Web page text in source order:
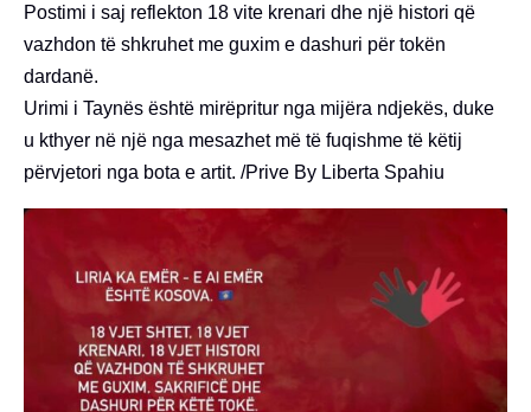
Postimi i saj reflekton 18 vite krenari dhe një histori që
vazhdon të shkruhet me guxim e dashuri për tokën
dardanë.
Urimi i Taynës është mirëpritur nga mijëra ndjekës, duke
u kthyer në një nga mesazhet më të fuqishme të këtij
përvjetori nga bota e artit. /Prive By Liberta Spahiu